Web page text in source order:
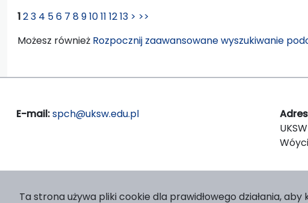
123 4 56 7 891011 1213 > >>
Możesz również Rozpocznij zaawansowane wyszukiwanie
E-mail:spch@uksw.edu.pl
Ta strona używa pliki cookie dla prawidłowego działania,